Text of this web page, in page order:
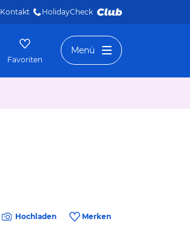
Kontakt HolidayCheck
Favoriten
Menü
Hochladen Merken